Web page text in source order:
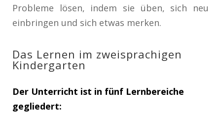
Probleme lösen, indem sie üben, sich neu
einbringen und sich etwas merken.
Das Lernen im zweisprachigen
Kindergarten
Der Unterricht ist in fünf Lernbereiche
gegliedert: